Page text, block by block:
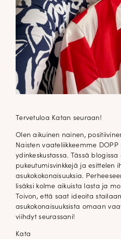
Tervetuloa Katan seuraan!
Olen aikuinen nainen,
Naisten vaateliikkeemme DOPP
ydinkeskustassa. Tässä
pukeutumisvinkkejä ja esittelen
asukokokonaisuuksia.
lisäksi kolme aikuista lasta ja
Toivon, että saat ideoita
asukokonaisuuksista omaan
viihdyt seurassani!
Kata